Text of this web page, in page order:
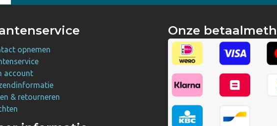
opnemen
account
& retourneren
Onze